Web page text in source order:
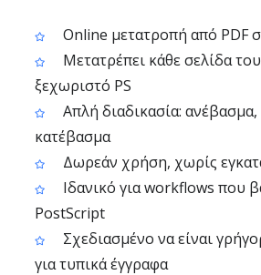
Online μετατροπή από PDF
Μετατρέπει κάθε σελίδα
ξεχωριστό PS
Απλή διαδικασία:
κατέβασμα
Δωρεάν χρήση, χωρίς
Ιδανικό για workflows που
PostScript
Σχεδιασμένο να είναι
για τυπικά έγγραφα